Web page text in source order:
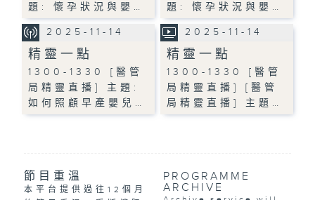
題: 懷孕狀況與嬰…
題: 懷孕狀況與嬰…
2025-11-14
精靈一點
1300-1330 [醫管
局精靈直播] 主題:
如何照顧早產嬰兒…
2025-11-14
精靈一點
1300-1330 [醫管
局精靈直播] [醫管
局精靈直播] 主題…
節目重溫
本平台提供過往12個月
PROGRAMME
ARCHIVE